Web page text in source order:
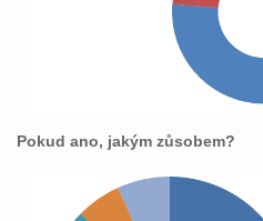
Pokud ano, jakým zůsobem?